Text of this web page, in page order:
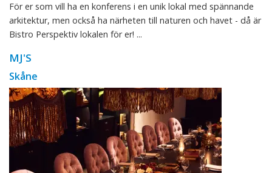
För er som vill ha en konferens i en unik lokal med spännande
arkitektur, men också ha närheten till naturen och havet - då är
Bistro Perspektiv lokalen för er! ...
MJ'S
Skåne